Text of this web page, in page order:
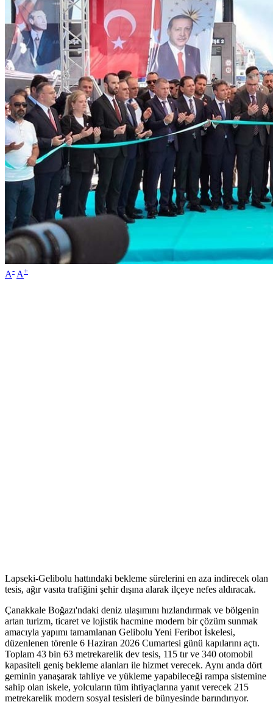
A- A+
Lapseki-Gelibolu hattındaki bekleme sürelerini en aza indirecek olan
tesis, ağır vasıta trafiğini şehir dışına alarak ilçeye nefes aldıracak.
Çanakkale Boğazı'ndaki deniz ulaşımını hızlandırmak ve bölgenin
artan turizm, ticaret ve lojistik hacmine modern bir çözüm sunmak
amacıyla yapımı tamamlanan Gelibolu Yeni Feribot İskelesi,
düzenlenen törenle 6 Haziran 2026 Cumartesi günü kapılarını açtı.
Toplam 43 bin 63 metrekarelik dev tesis, 115 tır ve 340 otomobil
kapasiteli geniş bekleme alanları ile hizmet verecek. Aynı anda dört
geminin yanaşarak tahliye ve yükleme yapabileceği rampa sistemine
sahip olan iskele, yolcuların tüm ihtiyaçlarına yanıt verecek 215
metrekarelik modern sosyal tesisleri de bünyesinde barındırıyor.